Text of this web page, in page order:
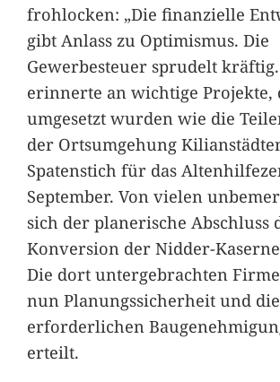
frohlocken: „Die finanzielle
gibt Anlass zu Optimismus. Die
Gewerbesteuer sprudelt
erinnerte an wichtige Projekte,
umgesetzt wurden wie die
der Ortsumgehung
Spatenstich für das
September. Von vielen
sich der planerische Abschluss
Konversion der Nidder-
Die dort untergebrachten
nun Planungssicherheit und die
erforderlichen
erteilt.